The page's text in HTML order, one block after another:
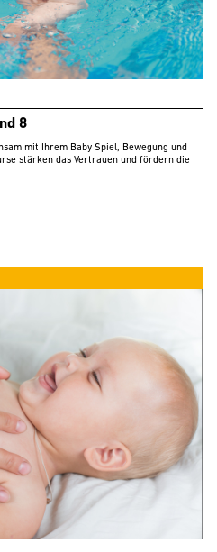
8
mit Ihrem Baby Spiel, Bewegung und
stärken das Vertrauen und fördern die